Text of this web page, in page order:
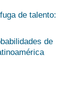
de talento:
de